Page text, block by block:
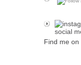
Find me on